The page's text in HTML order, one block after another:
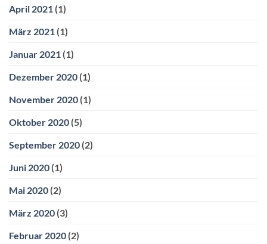
April 2021 (1)
März 2021 (1)
Januar 2021 (1)
Dezember 2020 (1)
November 2020 (1)
Oktober 2020 (5)
September 2020 (2)
Juni 2020 (1)
Mai 2020 (2)
März 2020 (3)
Februar 2020 (2)